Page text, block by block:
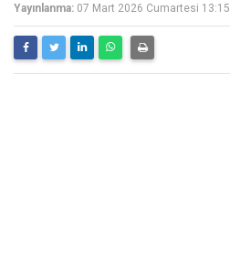
Yayınlanma: 07 Mart 2026 Cumartesi 13:15